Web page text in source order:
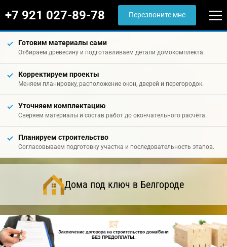
+7 921 027-89-78 Перезвоните мне
Готовим материалы сами
Отбираем древесину и подготавливаем детали домокомплекта.
Корректируем проекты
Меняем планировку, расположение окон, дверей и перегородок.
Уточняем комплектацию
Сверяем материалы и состав работ до окончательного расчёта.
Планируем строительство
Согласовываем подготовку участка и последовательность этапов.
Дома под ключ в Белгороде